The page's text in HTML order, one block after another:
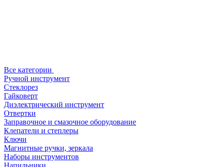
Все категории
Ручной инструмент
Стеклорез
Гайковерт
Диэлектрический инструмент
Отвертки
Заправочное и смазочное оборудование
Клепатели и степлеры
Ключи
Магнитные ручки, зеркала
Наборы инструментов
Напильники